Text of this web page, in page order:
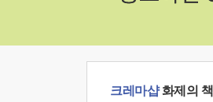
크레마샵화제의 책